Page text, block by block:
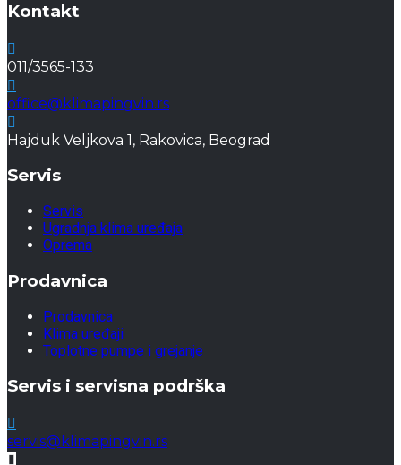
Kontakt
011/3565-133
office@klimapingvin.rs
Hajduk Veljkova 1, Rakovica, Beograd
Servis
Servis
Ugradnja klima uređaja
Oprema
Prodavnica
Prodavnica
Klima uređaji
Toplotne pumpe i grejanje
Servis i servisna podrška
servis@klimapingvin.rs